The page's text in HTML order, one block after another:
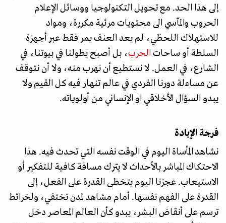
إلى هذا الحد. مع تحويل التكنولوجيا ووسائل الإعلام
الحروب والمآسي الى محتويات مرئية مكررة، ومواد
للاستهلاك اللحظي، لم يعد العنف يمر فقط عبر أجهزة
السلطة أو ساحات الحرب، بل أصبح يطولنا في بيوتنا، في
الشارع، في العمل. لا نستطيع أن نهرب منه، ولا أن نتوقف
عن مساءلة دورنا الفردي في عالم تنهار فيه كل القيم ولا
يبدو السؤال الأخلاقي او الإنساني من أولوياته.
فرجة الإبادة
نشاهد المأساة اليوم في الوقت نفسه التي تحدث فيه. هذا
الاحتكاك المباشر بالأحداث لا يترك مسافة كافية للتفكير أو
الاستيعاب. عجزنا اليوم يتخطى القدرة على الفعل، إلى
القدرة على الفهم نفسها. أمام مشاهد لمدن تختفي، ولخرائط
ترسم على أنقاض البشر، يبدو كأن العالم المعاصر دخل